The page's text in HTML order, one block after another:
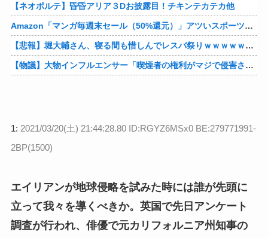
【ネオポルテ】昏昏アリア３Dお披露目！チキンテカテカ他
Amazon「マンガ毎週末セール（50%還元）」アツいスポーツマンガ祭り最終日到来！！！他
【悲報】堀大輔さん、寝る間も惜しんでレスバ祭りｗｗｗｗｗｗｗｗｗｗｗｗｗｗｗｗｗｗｗｗｗｗｗｗ他
【物議】大物インフルエンサー「喫煙者の権利がマジで侵害されてる。いくら税金払ってるんだ」他
1: 2021/03/20(土) 21:44:28.80 ID:RGYZ6MSx0 BE:279771991-
2BP(1500)
エイリアンが地球侵略を試みた時には誰が先頭に
立って我々を導くべきか。英国で先日アンケート
調査が行われ、俳優で元カリフォルニア州知事の